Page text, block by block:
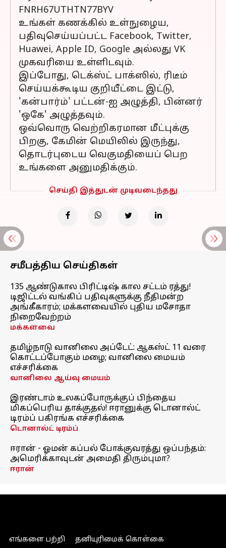
FNRH67UTHTN77BYV
உங்கள் கணக்கில் உள்நுழைய,
பதிவுசெய்யப்பட்ட Facebook, Twitter,
Huawei, Apple ID, Google அல்லது VK
முகவரியை உள்ளிடவும்.
இப்போது, டெக்ஸ்ட் பாக்ஸில், ரிடீம்
செய்யக்கூடிய குறியீட்டை இட்டு,
'கன்பார்ம்' பட்டன்-ஐ அழுத்தி, பின்னர்
'ஒகே' அழுத்தவும்.
ஒவ்வொரு வெற்றிகரமான மீட்புக்கு
பிறகு, கேமின் மெயிலில் இருந்து,
தொடர்புடைய வெகுமதியைப் பெற
உங்களை அனுமதிக்கும்.
செய்தி இத்துடன் முடிவடைந்தது
சமீபத்திய செய்திகள்
135 ஆண்டுகால பிரிட்டிஷ் கால சட்டம் ரத்து!
டிஜிட்டல் வங்கிப் பதிவுகளுக்கு நீதிமன்ற
அங்கீகாரம்; மக்களவையில் புதிய மசோதா
நிறைவேற்றம்
மக்களவை
தமிழ்நாடு வானிலை அப்டேட்: ஆகஸ்ட் 11 வரை
கொட்டப்போகும் மழை; வானிலை மையம்
எச்சரிக்கை
வானிலை ஆய்வு மையம்
இரண்டாம் உலகப்போருக்குப் பிந்தைய
மிகப்பெரிய தாக்குதல்! ஈரானுக்கு டொனால்ட்
டிரம்ப் பகிரங்க எச்சரிக்கை
டொனால்ட் டிரம்ப்
ஈரான் - ஓமன் கப்பல் போக்குவரத்து ஒப்பந்தம்:
அமெரிக்காவுடன் அமைதி திரும்புமா?
ஈரான்
எங்களை பற்றி தனியுரிமைக் கொள்கை